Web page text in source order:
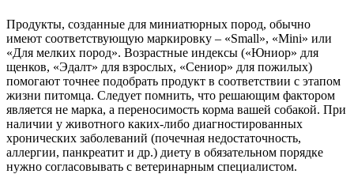
Продукты, созданные для миниатюрных пород, обычно
имеют соответствующую маркировку – «Small», «Mini» или
«Для мелких пород». Возрастные индексы («Юниор» для
щенков, «Эдалт» для взрослых, «Сениор» для пожилых)
помогают точнее подобрать продукт в соответствии с этапом
жизни питомца. Следует помнить, что решающим фактором
является не марка, а переносимость корма вашей собакой. При
наличии у животного каких-либо диагностированных
хронических заболеваний (почечная недостаточность,
аллергии, панкреатит и др.) диету в обязательном порядке
нужно согласовывать с ветеринарным специалистом.